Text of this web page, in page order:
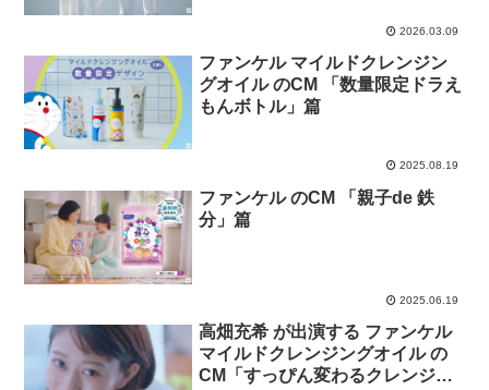
2026.03.09
ファンケル マイルドクレンジン
グオイル のCM 「数量限定ドラえ
もんボトル」篇
2025.08.19
ファンケル のCM 「親子de 鉄
分」篇
2025.06.19
高畑充希 が出演する ファンケル
マイルドクレンジングオイル の
CM「すっぴん変わるクレンジン